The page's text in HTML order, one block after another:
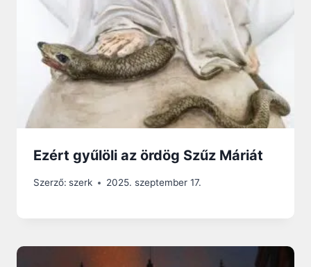
Ezért gyűlöli az ördög Szűz Máriát
Szerző: szerk 2025. szeptember 17.